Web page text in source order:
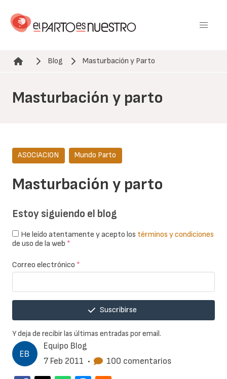
contenido
Ruta de navegación
Blog Masturbación y Parto
Masturbación y parto
Equipo Blog
7 Feb 2011 • 100 comentarios
Masturbación y parto
ASOCIACION Mundo Parto
Estoy siguiendo el blog
He leído atentamente y acepto los términos y condiciones
de uso de la web *
Correo electrónico *
Suscribirse
Y deja de recibir las últimas entradas por email.